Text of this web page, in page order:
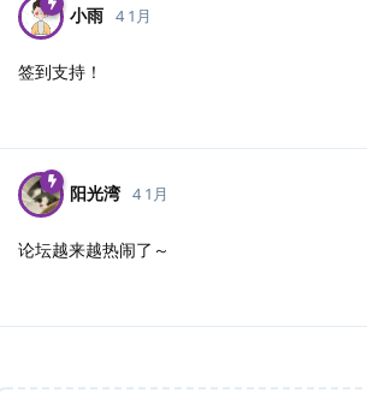
小雨 4 1月
签到支持！
阳光湾 4 1月
论坛越来越热闹了～